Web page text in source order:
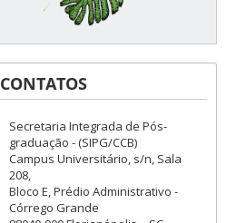
CONTATOS
Secretaria Integrada de Pós-
graduação - (SIPG/CCB)
Campus Universitário, s/n, Sala
208,
Bloco E, Prédio Administrativo -
Córrego Grande